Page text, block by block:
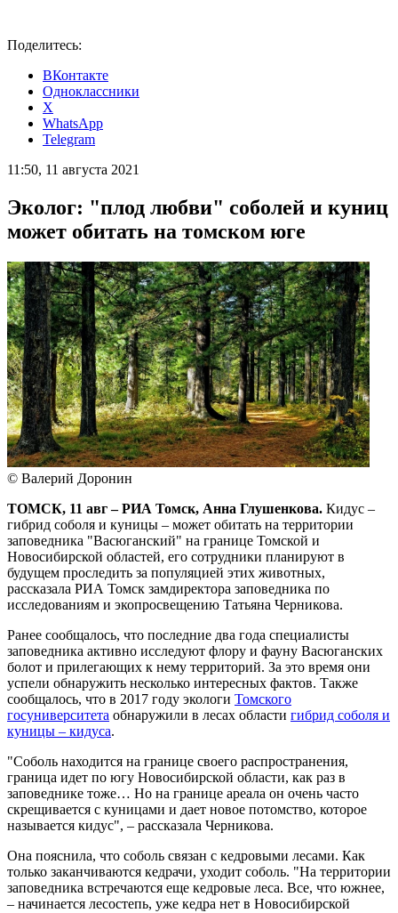
Поделитесь:
ВКонтакте
Одноклассники
X
WhatsApp
Telegram
11:50, 11 августа 2021
Эколог: "плод любви" соболей и куниц
может обитать на томском юге
© Валерий Доронин
ТОМСК, 11 авг – РИА Томск, Анна Глушенкова. Кидус –
гибрид соболя и куницы – может обитать на территории
заповедника "Васюганский" на границе Томской и
Новосибирской областей, его сотрудники планируют в
будущем проследить за популяцией этих животных,
рассказала РИА Томск замдиректора заповедника по
исследованиям и экопросвещению Татьяна Черникова.
Ранее сообщалось, что последние два года специалисты
заповедника активно исследуют флору и фауну Васюганских
болот и прилегающих к нему территорий. За это время они
успели обнаружить несколько интересных фактов. Также
сообщалось, что в 2017 году экологи Томского
госуниверситета обнаружили в лесах области гибрид соболя и
куницы – кидуса.
"Соболь находится на границе своего распространения,
граница идет по югу Новосибирской области, как раз в
заповеднике тоже… Но на границе ареала он очень часто
скрещивается с куницами и дает новое потомство, которое
называется кидус", – рассказала Черникова.
Она пояснила, что соболь связан с кедровыми лесами. Как
только заканчиваются кедрачи, уходит соболь. "На территории
заповедника встречаются еще кедровые леса. Все, что южнее,
– начинается лесостепь, уже кедра нет в Новосибирской